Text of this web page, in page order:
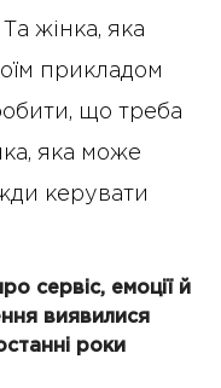
жінка, яка
прикладом
що треба
яка може
керувати
сервіс, емоції й
виявилися
роки